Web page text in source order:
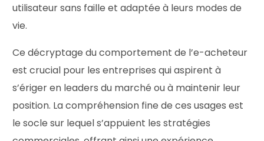
utilisateur sans faille et adaptée à leurs modes de
vie.
Ce décryptage du comportement de l’e-acheteur
est crucial pour les entreprises qui aspirent à
s’ériger en leaders du marché ou à maintenir leur
position. La compréhension fine de ces usages est
le socle sur lequel s’appuient les stratégies